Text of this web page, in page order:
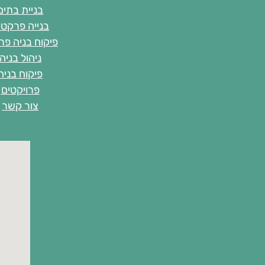
בניית
בנייה
פיקוח בניה
ניהול בניה
פיקוח
פרויקטים
צור קשר